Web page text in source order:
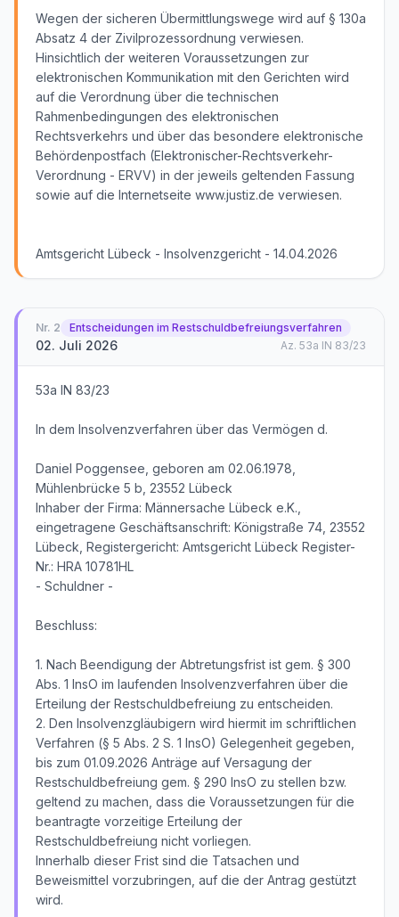
Wegen der sicheren Übermittlungswege wird auf § 130a
Absatz 4 der Zivilprozessordnung verwiesen.
Hinsichtlich der weiteren Voraussetzungen zur
elektronischen Kommunikation mit den Gerichten wird
auf die Verordnung über die technischen
Rahmenbedingungen des elektronischen
Rechtsverkehrs und über das besondere elektronische
Behördenpostfach (Elektronischer-Rechtsverkehr-
Verordnung - ERVV) in der jeweils geltenden Fassung
sowie auf die Internetseite www.justiz.de verwiesen.
Amtsgericht Lübeck - Insolvenzgericht - 14.04.2026
Nr. 2 Entscheidungen im Restschuldbefreiungsverfahren
02. Juli 2026 Az. 53a IN 83/23
53a IN 83/23
In dem Insolvenzverfahren über das Vermögen d.
Daniel Poggensee, geboren am 02.06.1978,
Mühlenbrücke 5 b, 23552 Lübeck
Inhaber der Firma: Männersache Lübeck e.K.,
eingetragene Geschäftsanschrift: Königstraße 74, 23552
Lübeck, Registergericht: Amtsgericht Lübeck Register-
Nr.: HRA 10781HL
- Schuldner -
Beschluss:
1. Nach Beendigung der Abtretungsfrist ist gem. § 300
Abs. 1 InsO im laufenden Insolvenzverfahren über die
Erteilung der Restschuldbefreiung zu entscheiden.
2. Den Insolvenzgläubigern wird hiermit im schriftlichen
Verfahren (§ 5 Abs. 2 S. 1 InsO) Gelegenheit gegeben,
bis zum 01.09.2026 Anträge auf Versagung der
Restschuldbefreiung gem. § 290 InsO zu stellen bzw.
geltend zu machen, dass die Voraussetzungen für die
beantragte vorzeitige Erteilung der
Restschuldbefreiung nicht vorliegen.
Innerhalb dieser Frist sind die Tatsachen und
Beweismittel vorzubringen, auf die der Antrag gestützt
wird.